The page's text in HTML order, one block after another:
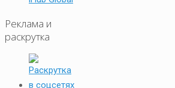
Реклама и
раскрутка